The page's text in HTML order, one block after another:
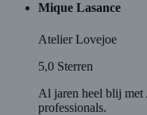
Mique Lasance
Atelier Lovejoe
5,0 Sterren
Al jaren heel blij met
professionals.